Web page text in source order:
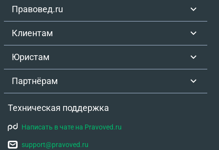
Правовед.ru
Клиентам
Юристам
Партнёрам
Техническая поддержка
Написать в чате на Pravoved.ru
support@pravoved.ru